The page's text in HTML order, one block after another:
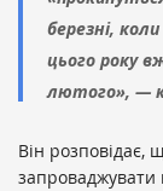
березні,
цього року
лютого», —
Він розповідає,
запроваджувати